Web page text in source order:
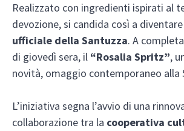
Realizzato con ingredienti ispirati al
devozione, si candida così a
ufficiale della Santuzza. A
di giovedì sera, il “Rosalia Spritz”,
novità, omaggio contemporaneo alla
L’iniziativa segna l’avvio di una
collaborazione tra la cooperativa